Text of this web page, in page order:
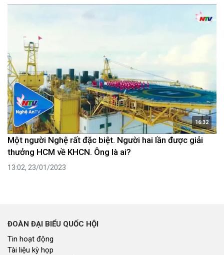
16:32
Một người Nghệ rất đặc biệt. Người hai lần được giải
thưởng HCM về KHCN. Ông là ai?
13:02, 23/01/2023
ĐOÀN ĐẠI BIỂU QUỐC HỘI
Tin hoạt động
Tài liệu kỳ họp